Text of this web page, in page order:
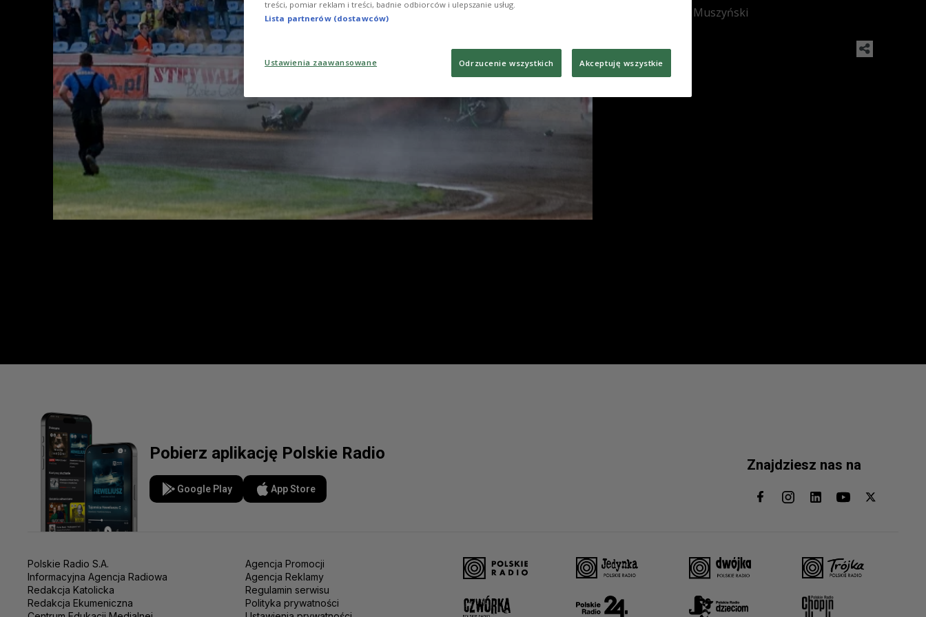
Foto: PAP/Lech Muszyński
Pobierz aplikację Polskie Radio
Google Play App Store
Znajdziesz nas na
Polskie Radio S.A.
Informacyjna Agencja Radiowa
Redakcja Katolicka
Redakcja Ekumeniczna
Agencja Promocji
Agencja Reklamy
Regulamin serwisu
Polityka prywatności
treści, pomiar reklam i treści, badnie odbiorców i ulepszanie usług.
Lista partnerów (dostawców)
Ustawienia zaawansowane Odrzucenie wszystkich Akceptuję wszystkie